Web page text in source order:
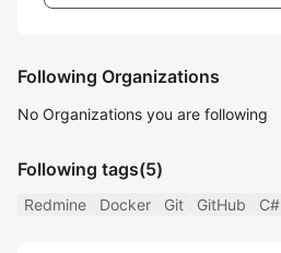
Following Organizations
No Organizations you are following
Following tags(5)
Redmine Docker Git GitHub C#